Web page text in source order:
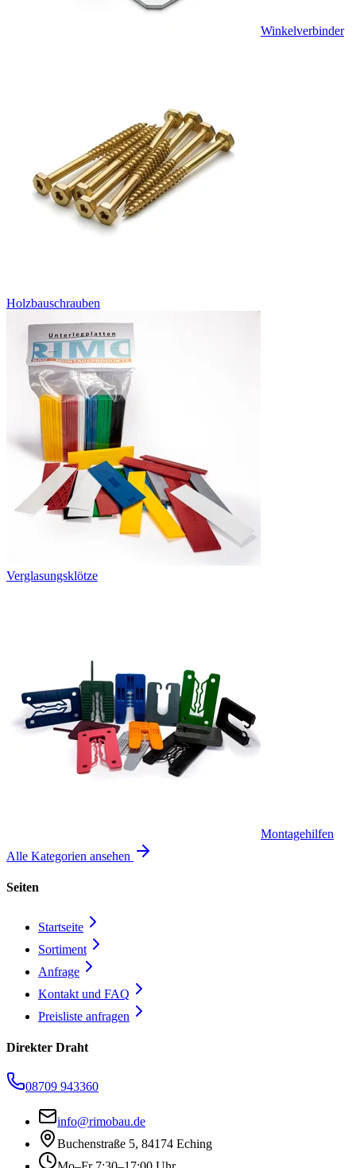
Winkelverbinder
Holzbauschrauben
Verglasungsklötze
Montagehilfen
Alle Kategorien ansehen
Seiten
Startseite
Sortiment
Anfrage
Kontakt und FAQ
Preisliste anfragen
Direkter Draht
08709 943360
info@rimobau.de
Buchenstraße 5, 84174 Eching